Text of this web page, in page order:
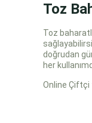
Toz
Toz
doğrudan
her
Online Çiftçi